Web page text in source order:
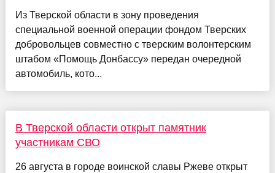
Из Тверской области в зону проведения
специальной военной операции фондом Тверских
добровольцев совместно с тверским волонтерским
штабом «Помощь Донбассу» передан очередной
автомобиль, кото...
В Тверской области открыт памятник
участникам СВО
26 августа в городе воинской славы Ржеве открыт